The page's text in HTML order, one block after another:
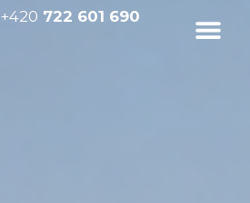
+420 722 601 690